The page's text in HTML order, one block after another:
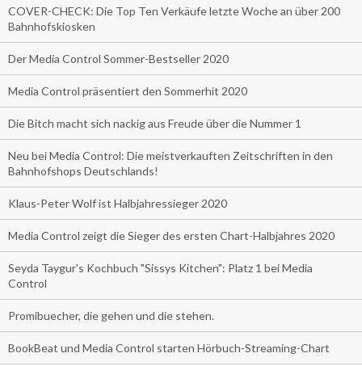
COVER-CHECK: Die Top Ten Verkäufe letzte Woche an über 200
Bahnhofskiosken
Der Media Control Sommer-Bestseller 2020
Media Control präsentiert den Sommerhit 2020
Die Bitch macht sich nackig aus Freude über die Nummer 1
Neu bei Media Control: Die meistverkauften Zeitschriften in den
Bahnhofshops Deutschlands!
Klaus-Peter Wolf ist Halbjahressieger 2020
Media Control zeigt die Sieger des ersten Chart-Halbjahres 2020
Seyda Taygur's Kochbuch "Sissys Kitchen": Platz 1 bei Media
Control
Promibuecher, die gehen und die stehen.
BookBeat und Media Control starten Hörbuch-Streaming-Chart